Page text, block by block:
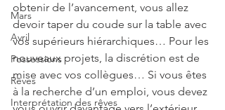
Mars
Avril
Possessions
Rêves
Interprétation des rêves
obtenir de l’avancement, vous allez
devoir taper du coude sur la table avec
vos supérieurs hiérarchiques… Pour les
nouveaux projets, la discrétion est de
mise avec vos collègues… Si vous êtes
à la recherche d’un emploi, vous devez